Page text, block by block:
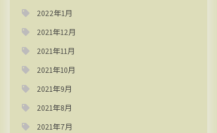
2022年1月
2021年12月
2021年11月
2021年10月
2021年9月
2021年8月
2021年7月